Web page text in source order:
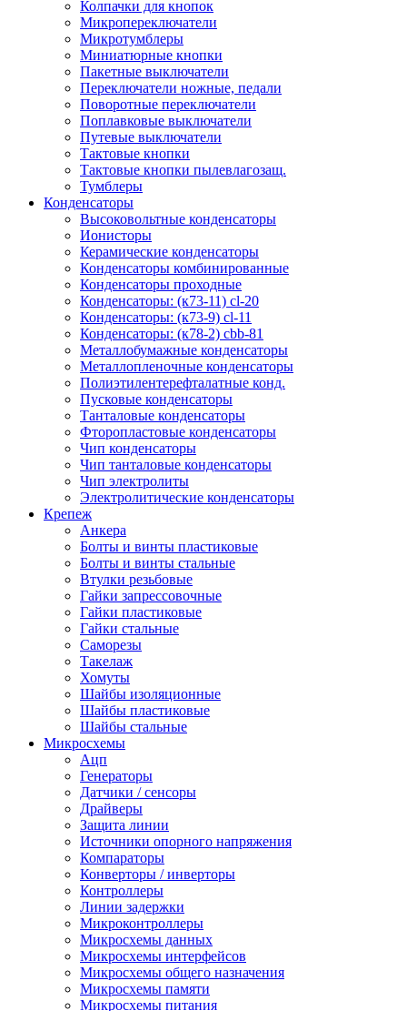
Колпачки для кнопок
Микропереключатели
Микротумблеры
Миниатюрные кнопки
Пакетные выключатели
Переключатели ножные, педали
Поворотные переключатели
Поплавковые выключатели
Путевые выключатели
Тактовые кнопки
Тактовые кнопки пылевлагозащ.
Тумблеры
Конденсаторы
Высоковольтные конденсаторы
Ионисторы
Керамические конденсаторы
Конденсаторы комбинированные
Конденсаторы проходные
Конденсаторы: (к73-11) cl-20
Конденсаторы: (к73-9) cl-11
Конденсаторы: (к78-2) cbb-81
Металлобумажные конденсаторы
Металлопленочные конденсаторы
Полиэтилентерефталатные конд.
Пусковые конденсаторы
Танталовые конденсаторы
Фторопластовые конденсаторы
Чип конденсаторы
Чип танталовые конденсаторы
Чип электролиты
Электролитические конденсаторы
Крепеж
Анкера
Болты и винты пластиковые
Болты и винты стальные
Втулки резьбовые
Гайки запрессовочные
Гайки пластиковые
Гайки стальные
Саморезы
Такелаж
Хомуты
Шайбы изоляционные
Шайбы пластиковые
Шайбы стальные
Микросхемы
Ацп
Генераторы
Датчики / сенсоры
Драйверы
Защита линии
Источники опорного напряжения
Компараторы
Конверторы / инверторы
Контроллеры
Линии задержки
Микроконтроллеры
Микросхемы данных
Микросхемы интерфейсов
Микросхемы общего назначения
Микросхемы памяти
Микросхемы питания